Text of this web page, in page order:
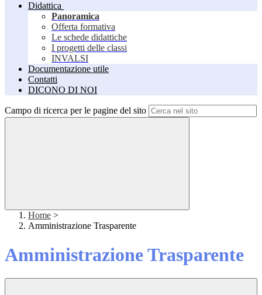
Didattica
Panoramica
Offerta formativa
Le schede didattiche
I progetti delle classi
INVALSI
Documentazione utile
Contatti
DICONO DI NOI
Campo di ricerca per le pagine del sito
Home >
Amministrazione Trasparente
Amministrazione Trasparente